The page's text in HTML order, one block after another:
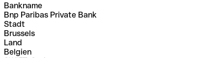
Bankname
Bnp Paribas Private Bank
Stadt
Brussels
Land
Belgien